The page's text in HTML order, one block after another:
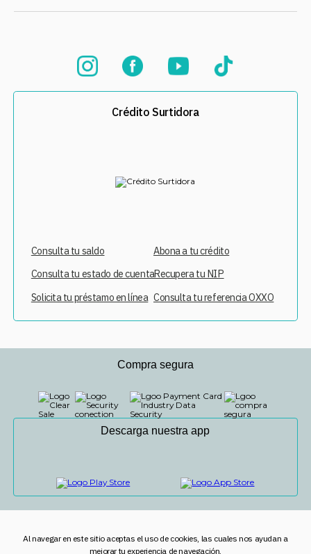
Crédito Surtidora
Consulta tu saldo
Consulta tu estado de cuenta
Solicita tu préstamo en línea
Abona a tu crédito
Recupera tu NIP
Consulta tu referencia OXXO
Compra segura
Descarga nuestra app
Al navegar en este sitio aceptas el uso de cookies, las cuales nos ayudan a
mejorar tu experiencia de navegación.